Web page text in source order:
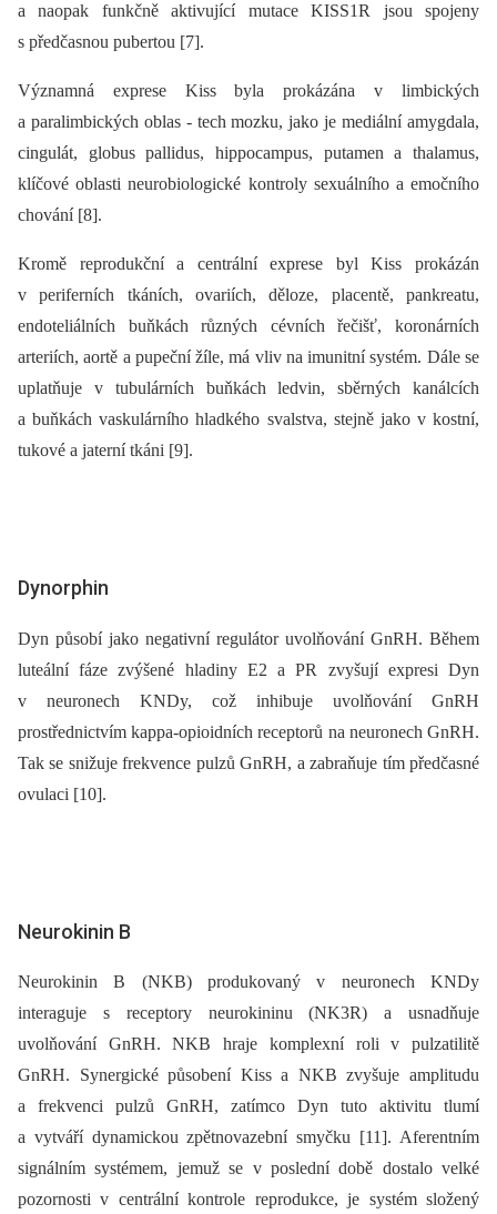
a naopak funkčně aktivující mutace KISS1R jsou spojeny
s předčasnou pubertou [7].
Významná exprese Kiss byla prokázána v limbických
a paralimbických oblas ‑⁠ tech mozku, jako je mediální amygdala,
cingulát, globus pallidus, hippocampus, putamen a thalamus,
klíčové oblasti neurobiologické kontroly sexuálního a emočního
chování [8].
Kromě reprodukční a centrální exprese byl Kiss prokázán
v periferních tkáních, ovariích, děloze, placentě, pankreatu,
endoteliálních buňkách různých cévních řečišť, koronárních
arteriích, aortě a pupeční žíle, má vliv na imunitní systém. Dále se
uplatňuje v tubulárních buňkách ledvin, sběrných kanálcích
a buňkách vaskulárního hladkého svalstva, stejně jako v kostní,
tukové a jaterní tkáni [9].
Dynorphin
Dyn působí jako negativní regulátor uvolňování GnRH. Během
luteální fáze zvýšené hladiny E2 a PR zvyšují expresi Dyn
v neuronech KNDy, což inhibuje uvolňování GnRH
prostřednictvím kappa-opioidních receptorů na neuronech GnRH.
Tak se snižuje frekvence pulzů GnRH, a zabraňuje tím předčasné
ovulaci [10].
Neurokinin B
Neurokinin B (NKB) produkovaný v neuronech KNDy
interaguje s receptory neurokininu (NK3R) a usnadňuje
uvolňování GnRH. NKB hraje komplexní roli v pulzatilitě
GnRH. Synergické působení Kiss a NKB zvyšuje amplitudu
a frekvenci pulzů GnRH, zatímco Dyn tuto aktivitu tlumí
a vytváří dynamickou zpětnovazební smyčku [11]. Aferentním
signálním systémem, jemuž se v poslední době dostalo velké
pozornosti v centrální kontrole reprodukce, je systém složený